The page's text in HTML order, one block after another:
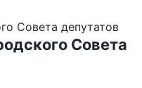
Совета